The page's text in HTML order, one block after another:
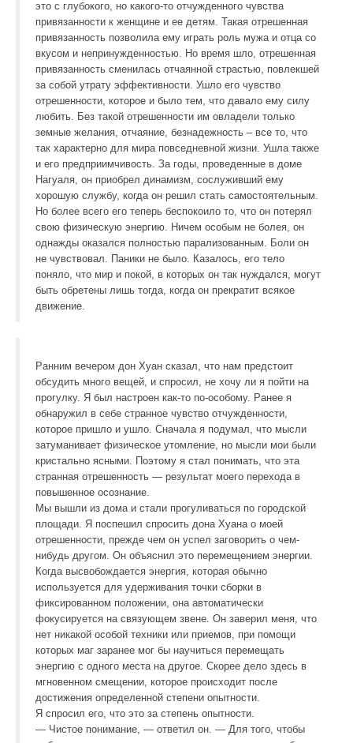
это с глубокого, но какого-то отчужденного чувства
привязанности к женщине и ее детям. Такая отрешенная
привязанность позволила ему играть роль мужа и отца со
вкусом и непринужденностью. Но время шло, отрешенная
привязанность сменилась отчаянной страстью, повлекшей
за собой утрату эффективности. Ушло его чувство
отрешенности, которое и было тем, что давало ему силу
любить. Без такой отрешенности им овладели только
земные желания, отчаяние, безнадежность – все то, что
так характерно для мира повседневной жизни. Ушла также
и его предприимчивость. За годы, проведенные в доме
Нагуаля, он приобрел динамизм, сослуживший ему
хорошую службу, когда он решил стать самостоятельным.
Но более всего его теперь беспокоило то, что он потерял
свою физическую энергию. Ничем особым не болея, он
однажды оказался полностью парализованным. Боли он
не чувствовал. Паники не было. Казалось, его тело
поняло, что мир и покой, в которых он так нуждался, могут
быть обретены лишь тогда, когда он прекратит всякое
движение.
Ранним вечером дон Хуан сказал, что нам предстоит
обсудить много вещей, и спросил, не хочу ли я пойти на
прогулку. Я был настроен как-то по-особому. Ранее я
обнаружил в себе странное чувство отчужденности,
которое пришло и ушло. Сначала я подумал, что мысли
затуманивает физическое утомление, но мысли мои были
кристально ясными. Поэтому я стал понимать, что эта
странная отрешенность — результат моего перехода в
повышенное осознание.
Мы вышли из дома и стали прогуливаться по городской
площади. Я поспешил спросить дона Хуана о моей
отрешенности, прежде чем он успел заговорить о чем-
нибудь другом. Он объяснил это перемещением энергии.
Когда высвобождается энергия, которая обычно
используется для удерживания точки сборки в
фиксированном положении, она автоматически
фокусируется на связующем звене. Он заверил меня, что
нет никакой особой техники или приемов, при помощи
которых маг заранее мог бы научиться перемещать
энергию с одного места на другое. Скорее дело здесь в
мгновенном смещении, которое происходит после
достижения определенной степени опытности.
Я спросил его, что это за степень опытности.
— Чистое понимание, — ответил он. — Для того, чтобы